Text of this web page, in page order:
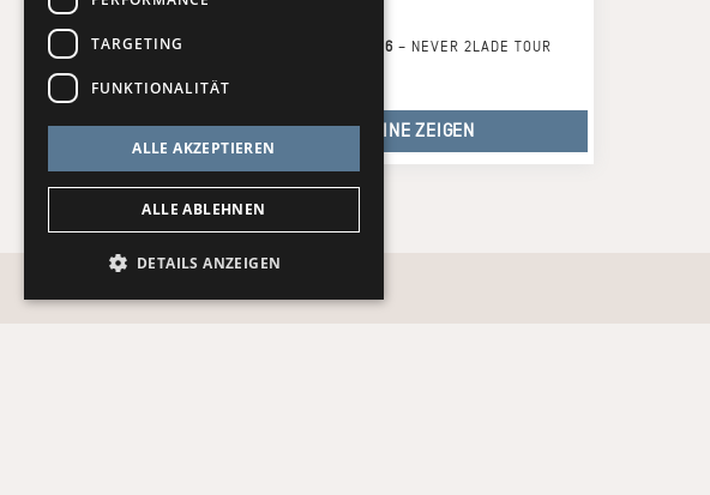
8 Termine ab 22.08.26 – NEVER 2LADE TOUR
TERMINE ZEIGEN
TARGETING
FUNKTIONALITÄT
ALLE AKZEPTIEREN
ALLE ABLEHNEN
DETAILS ANZEIGEN